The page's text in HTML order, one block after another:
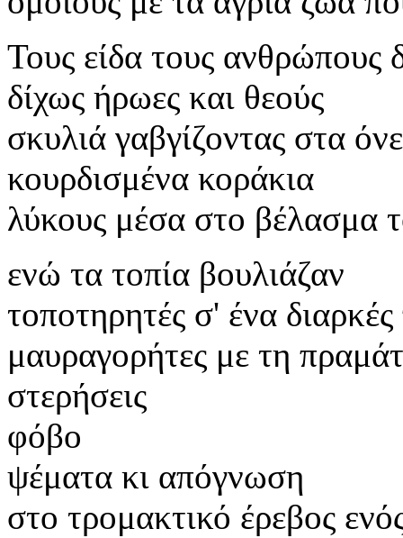
Τους είδα τους ανθρώπους
δίχως ήρωες και θεούς
σκυλιά γαβγίζοντας στα
κουρδισμένα κοράκια
λύκους μέσα στο βέλασμα
ενώ τα τοπία βουλιάζαν
τοποτηρητές σ' ένα
μαυραγορήτες με τη
στερήσεις
φόβο
ψέματα κι απόγνωση
στο τρομακτικό έρεβος